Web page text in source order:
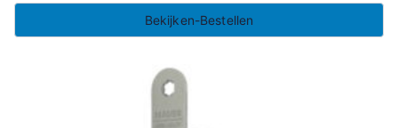
Bekijken-Bestellen